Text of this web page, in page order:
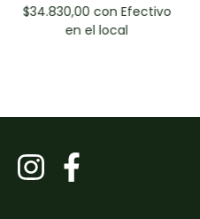
$34.830,00 con Efectivo
en el local